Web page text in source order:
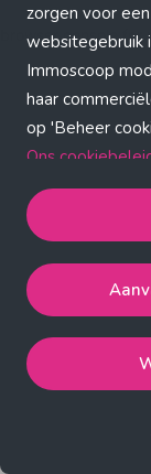
zorgen voor
websitegebruik
Immoscoop
haar
op 'Beheer
Ons
Aanvaard
noodzakelijke,
cookies.
de strict
Weiger
browser console